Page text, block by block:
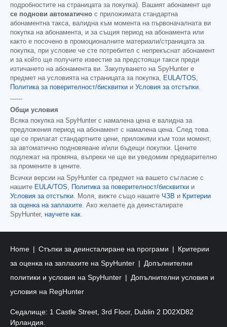
подробностите на страницата за покупка). Вашият абонамент ще
се поднови автоматично с приложимата стандартна
абонаментна такса, валидна към момента на първоначалната ви
покупка на абонамента, и за същия период на абонамента или
както е посочено в промоционалните материали/страницата за
покупка, при условие че сте потребител с непрекъснат абонамент
и за който ще получите известие за предстоящи такси преди
изтичането на абонамента ви. Закупуването на SpyHunter е
предмет на условията на страницата за покупка,
EULA/TOS
Политика за поверителност/бисквитки и Условия за отстъпки
------
Общи условия
Всяка покупка на SpyHunter с намалена цена е валидна за
предложения период на абонамент с намалена цена. След това
ще се прилагат стандартните цени, приложими към този момент,
за автоматично подновяване и/или бъдещи покупки. Цените
подлежат на промяна, въпреки че ще ви уведомим предварително
за промените в цените.
Всички версии на SpyHunter са предмет на вашето съгласие с
нашите EULA/TOS Политика за поверителност/бисквитки и
Условия за отстъпки . Моля, вижте също нашите ЧЗВ и Критерии
за оценка на заплахите . Ако желаете да деинсталирате
SpyHunter, научете как
Home Стъпки за деинсталиране на програми
Критерии
за оценка на заплахите на SpyHunter
Допълнителни
политики и условия на SpyHunter
Допълнителни условия и
условия на RegHunter
Седалище: 1 Castle Street, 3rd Floor, Dublin 2 D02XD82
Ирландия.